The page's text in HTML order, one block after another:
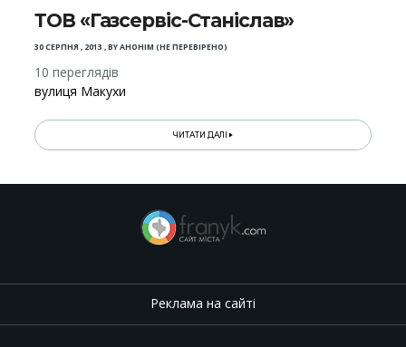
ТОВ «Газсервіс-Станіслав»
30 СЕРПНЯ , 2013 ,BYАНОНІМ (НЕ ПЕРЕВІРЕНО)
10 переглядів
вулиця Макухи
ЧИТАТИ ДАЛІ
Реклама на сайті